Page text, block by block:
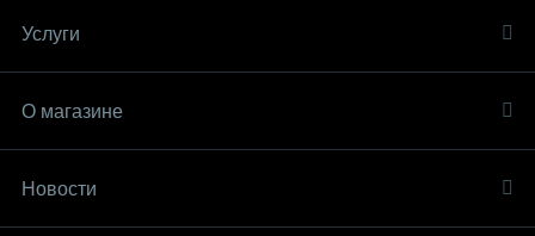
Услуги
О магазине
Новости